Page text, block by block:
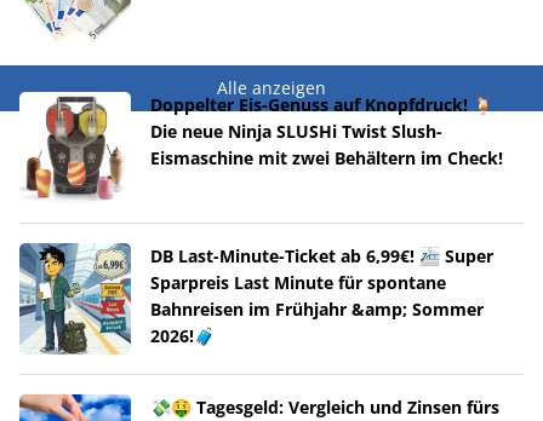
Alle anzeigen
Doppelter Eis-Genuss auf Knopfdruck! 🍹
Die neue Ninja SLUSHi Twist Slush-
Eismaschine mit zwei Behältern im Check!
DB Last-Minute-Ticket ab 6,99€! 🚈 Super
Sparpreis Last Minute für spontane
Bahnreisen im Frühjahr &amp; Sommer
2026!🧳
💸🤑 Tagesgeld: Vergleich und Zinsen fürs